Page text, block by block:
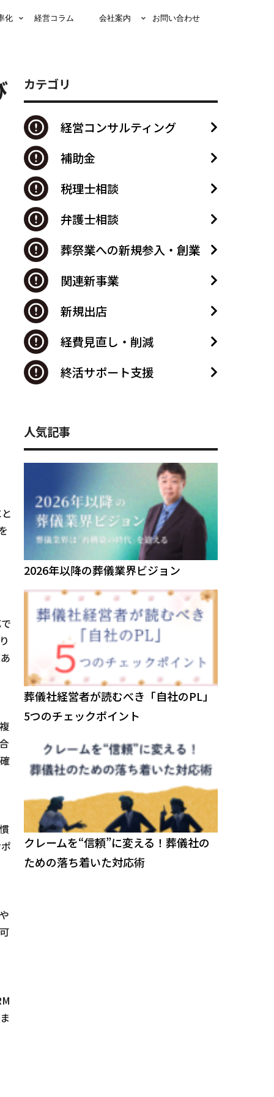
化 経営コラム 会社案内 お問い合わせ
カテゴリ
経営コンサルティング
補助金
税理士相談
弁護士相談
葬祭業への新規参入・創業
関連新事業
新規出店
経費見直し・削減
終活サポート支援
人気記事
2026年以降の葬儀業界ビジョン
葬儀社経営者が読むべき「自社のPL」
5つのチェックポイント
クレームを“信頼”に変える！葬儀社の
ための落ち着いた対応術